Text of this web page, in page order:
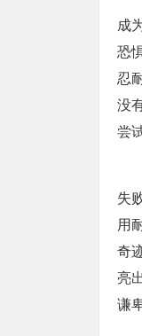
成
恐
忍
没
尝
失
用
奇
亮
谦